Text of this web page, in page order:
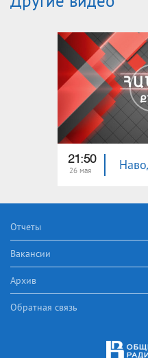
21:50
26 мая
Отчеты
Вакансии
Архив
Обратная связь